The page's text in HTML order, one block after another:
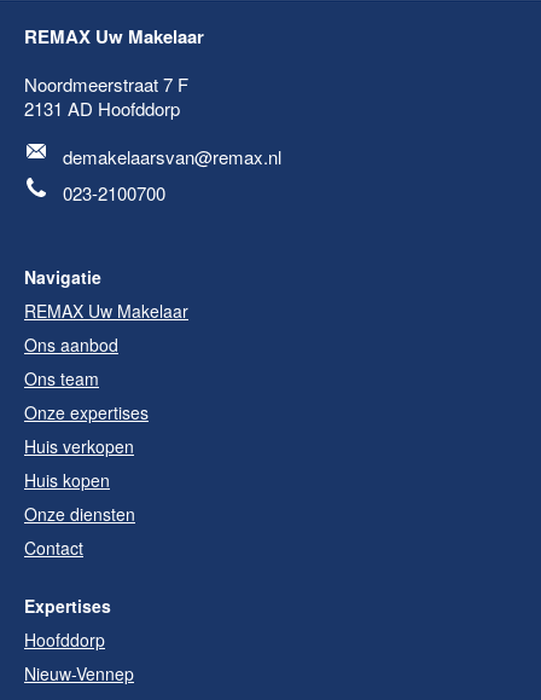
REMAX Uw Makelaar
Noordmeerstraat 7 F
2131 AD Hoofddorp
demakelaarsvan@remax.nl
023-2100700
Navigatie
REMAX Uw Makelaar
Ons aanbod
Ons team
Onze expertises
Huis verkopen
Huis kopen
Onze diensten
Contact
Expertises
Hoofddorp
Nieuw-Vennep